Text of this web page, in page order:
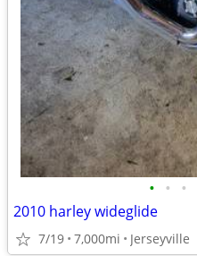
• • •
2010 harley wideglide
7/19 7,000mi Jerseyville